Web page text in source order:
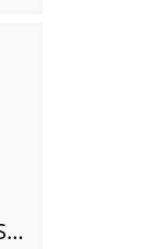
COV05 Мозаика NSmosaic